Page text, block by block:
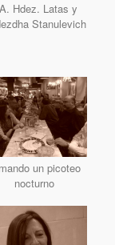
Hdez. Latas y
Stanulevich
un picoteo
nocturno